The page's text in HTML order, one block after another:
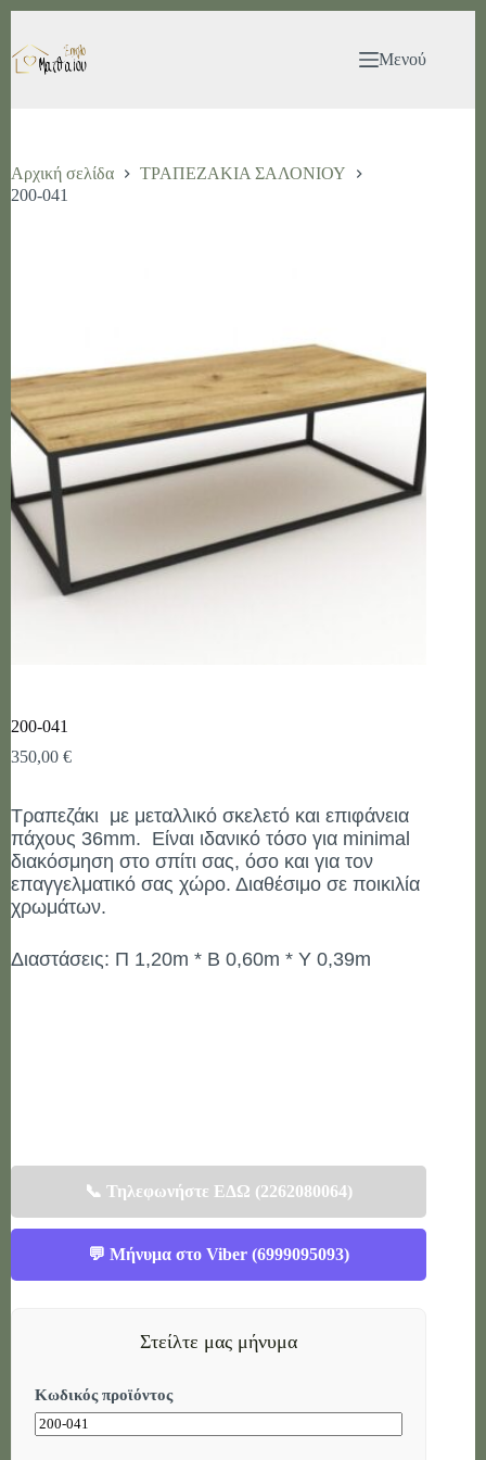
περιεχόμενο
Μενού
Αρχική σελίδα
ΤΡΑΠΕΖΑΚΙΑ ΣΑΛΟΝΙΟΥ
200-041
200-041
350,00 €
Τραπεζάκι με μεταλλικό σκελετό και επιφάνεια
πάχους 36mm. Eίναι ιδανικό τόσο για minimal
διακόσμηση στο σπίτι σας, όσο και για τον
επαγγελματικό σας χώρο. Διαθέσιμο σε ποικιλία
χρωμάτων.
Διαστάσεις: Π 1,20m * B 0,60m * Y 0,39m
📞 Τηλεφωνήστε ΕΔΩ (2262080064)
💬 Μήνυμα στο Viber (6999095093)
Στείλτε μας μήνυμα
ή
ν
υ
Κωδικός προϊόντος